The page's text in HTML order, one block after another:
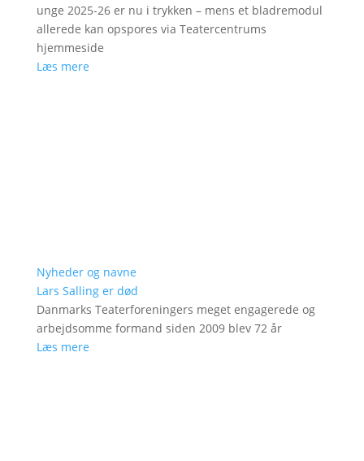
unge 2025-26 er nu i trykken – mens et bladremodul
allerede kan opspores via Teatercentrums
hjemmeside
Læs mere
Nyheder og navne
Lars Salling er død
Danmarks Teaterforeningers meget engagerede og
arbejdsomme formand siden 2009 blev 72 år
Læs mere